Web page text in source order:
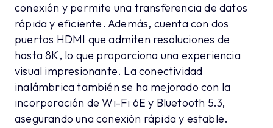
conexión y permite una transferencia de datos
rápida y eficiente. Además, cuenta con dos
puertos HDMI que admiten resoluciones de
hasta 8K, lo que proporciona una experiencia
visual impresionante. La conectividad
inalámbrica también se ha mejorado con la
incorporación de Wi-Fi 6E y Bluetooth 5.3,
asegurando una conexión rápida y estable.